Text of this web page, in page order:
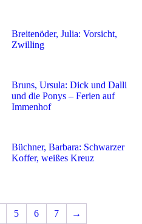
Breitenöder, Julia: Vorsicht,
Zwilling
Bruns, Ursula: Dick und Dalli
und die Ponys – Ferien auf
Immenhof
Büchner, Barbara: Schwarzer
Koffer, weißes Kreuz
5 6 7 →